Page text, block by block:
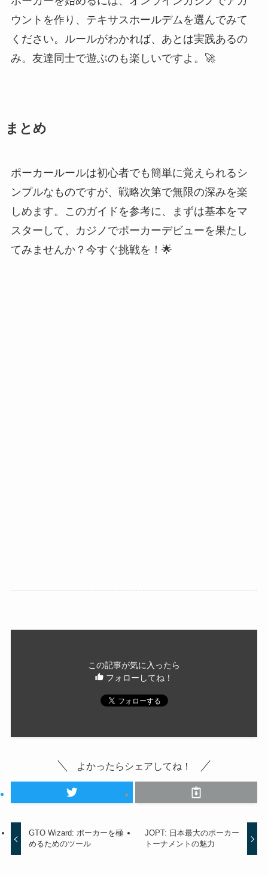
ウントを作り、テキサスホールデムを選んでみて
ください。ルールがわかれば、あとは実践あるの
み。友達同士で遊ぶのも楽しいですよ。🚀
まとめ
ポーカールールは初心者でも簡単に覚えられるシ
ンプルなものですが、戦略次第で無限の深みを楽
しめます。このガイドを参考に、まずは基本をマ
スターして、カジノでポーカーデビューを果たし
てみませんか？今すぐ挑戦を！🌟
この記事が気に入ったら
フォローしてね！
よかったらシェアしてね！
GTO Wizard: ポーカーを極
めるためのツール
JOPT: 日本最大のポーカー
トーナメントの魅力